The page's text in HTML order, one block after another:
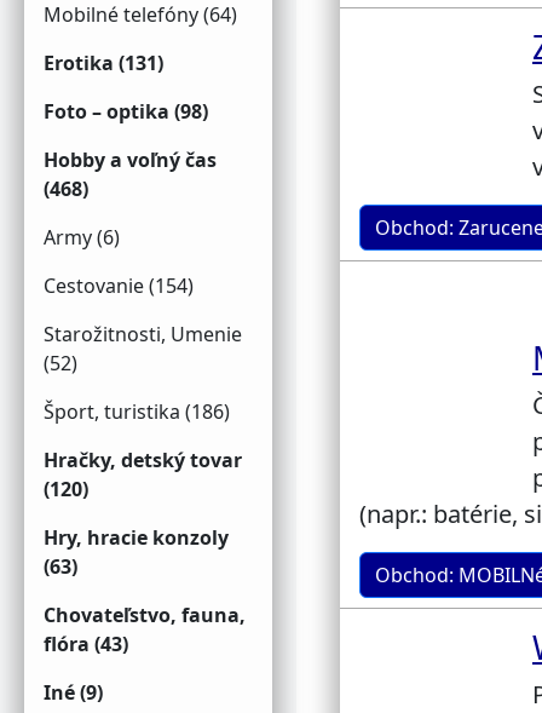
Mobilné telefóny (64)
Erotika (131)
Foto – optika (98)
Hobby a voľný čas
(468)
Army (6)
Cestovanie (154)
Starožitnosti, Umenie
(52)
Šport, turistika (186)
Hračky, detský tovar
(120)
Hry, hracie konzoly
(63)
Chovateľstvo, fauna,
flóra (43)
Iné (9)
Obchod:
(napr.: batérie,
Obchod: MOBILNé